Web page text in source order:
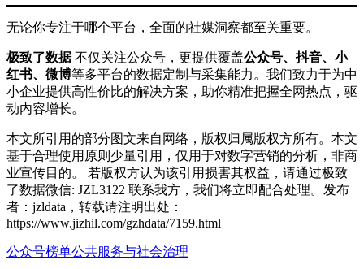
无论你专注于哪个平台，全面的社媒洞察都至关重要。
极致了数据不仅关注公众号，更提供覆盖公众号、抖音、小
红书、微博等多平台的数据定制与采集能力。我们致力于为中
小企业提供高性价比的解决方案，助你精准把握全网热点，驱
动内容增长。
本文所引用的部分图文来自网络，版权归属版权方所有。本文
基于合理使用原则少量引用，仅用于对数字营销的分析，非商
业宣传目的。 若版权方认为该引用损害其权益，请通过极致
了数据微信: JZL3122 联系我方，我们将立即配合处理。发布
者：jzldata，转载请注明出处：
https://www.jizhil.com/gzhdata/7159.html
公众号榜单公共服务与社会治理